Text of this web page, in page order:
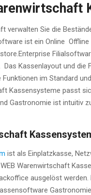
verwalten Sie die
ist ein Online
Kassenlayout und
im Standard
Kassensysteme passt
Gastronomie ist intuitiv
ist als Einplatzkasse,
Warenwirtschaft
ausgelöst